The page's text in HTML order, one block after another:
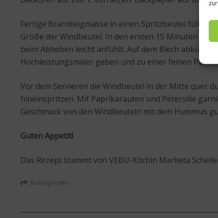
Fertige Brandteigmasse in einen Spritzbeutel füllen
Größe der Windbeutel. In den ersten 15 Minuten
beim Abheben leicht anfühlt. Auf dem Blech
Hochleistungsmixer geben und zu einer feinen
Vor dem Servieren die Windbeutel in der Mitte quer
hineinspritzen. Mit Paprikarauten und Petersilie
Geschmack von den Windbeuteln mit dem Hummus
Guten Appetit!
Das Rezept stammt von VEBU-Köchin Marketa
Beitrag teilen